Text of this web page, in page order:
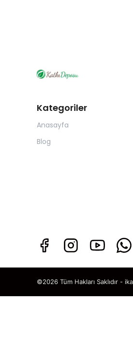
Kategoriler
Anasayfa
Blog
©2026 Tüm Hakları Saklıdır -